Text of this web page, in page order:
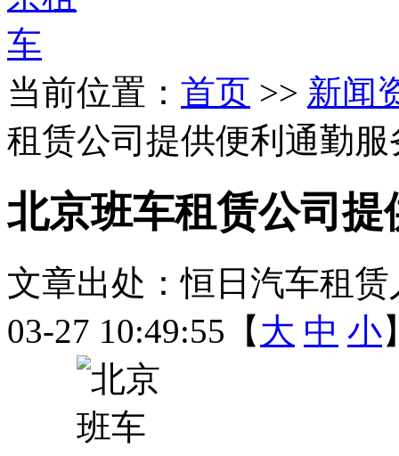
当前位置： 首页 >> 新闻
租赁公司提供便利通勤服
北京班车租赁公司
文章出处：恒日汽车租赁
03-27 10:49:55【 大 中 小